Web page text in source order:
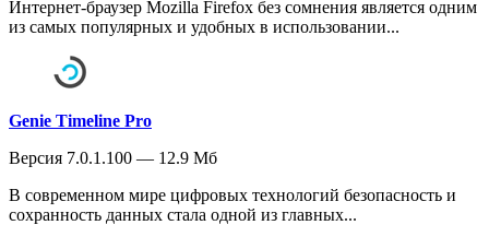
Интернет-браузер Mozilla Firefox без сомнения является одним
из самых популярных и удобных в использовании...
Genie Timeline Pro
Версия 7.0.1.100 — 12.9 Мб
В современном мире цифровых технологий безопасность и
сохранность данных стала одной из главных...